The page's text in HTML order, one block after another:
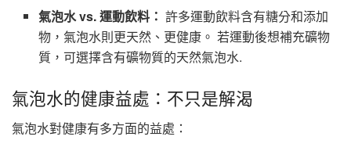
氣泡水 vs. 運動飲料： 許多運動飲料含有糖分和添加
物，氣泡水則更天然、更健康。 若運動後想補充礦物
質，可選擇含有礦物質的天然氣泡水.
氣泡水的健康益處：不只是解渴
氣泡水對健康有多方面的益處：